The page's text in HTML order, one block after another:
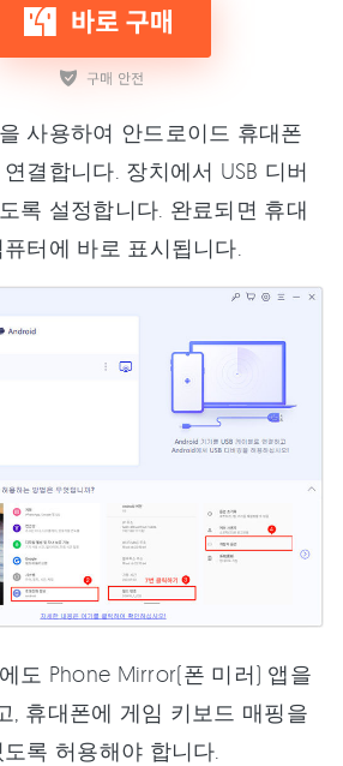
사용하여 안드로이드 휴대폰
결합니다. 장치에서 USB 디버
록 설정합니다. 완료되면 휴대
터에 바로 표시됩니다.
도 Phone Mirror(폰 미러) 앱을
, 휴대폰에 게임 키보드 매핑을
록 허용해야 합니다.